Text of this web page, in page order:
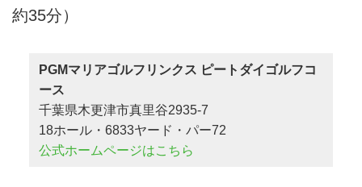
約35分）
PGMマリアゴルフリンクス ピートダイゴルフコ
ース
千葉県木更津市真里谷2935-7
18ホール・6833ヤード・パー72
公式ホームページはこちら